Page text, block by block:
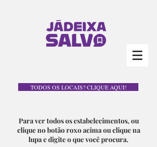
TODOS OS LOCAIS? CLIQUE AQUI!
Para ver todos os estabelecimentos, ou
clique no botão roxo acima ou clique na
lupa e digite o que você procura.